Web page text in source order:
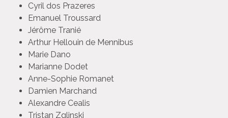
Cyril dos Prazeres
Emanuel Troussard
Jérôme Tranié
Arthur Hellouin de Mennibus
Marie Dano
Marianne Dodet
Anne-Sophie Romanet
Damien Marchand
Alexandre Cealis
Tristan Zglinski